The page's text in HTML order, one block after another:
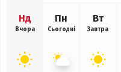
Нд
Вчора
Пн
Сьогодні
Вт
Завтра